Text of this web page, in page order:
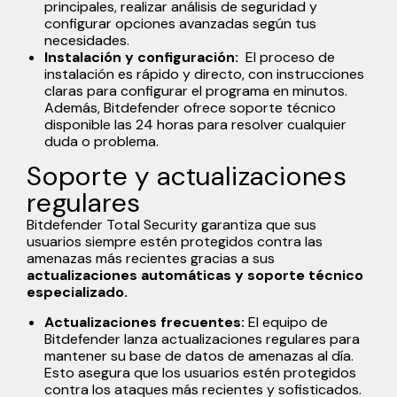
principales, realizar análisis de seguridad y
configurar opciones avanzadas según tus
necesidades.
Instalación y configuración: El proceso de
instalación es rápido y directo, con instrucciones
claras para configurar el programa en minutos.
Además, Bitdefender ofrece soporte técnico
disponible las 24 horas para resolver cualquier
duda o problema.
Soporte y actualizaciones
regulares
Bitdefender Total Security garantiza que sus
usuarios siempre estén protegidos contra las
amenazas más recientes gracias a sus
actualizaciones automáticas y soporte técnico
especializado.
Actualizaciones frecuentes: El equipo de
Bitdefender lanza actualizaciones regulares para
mantener su base de datos de amenazas al día.
Esto asegura que los usuarios estén protegidos
contra los ataques más recientes y sofisticados.